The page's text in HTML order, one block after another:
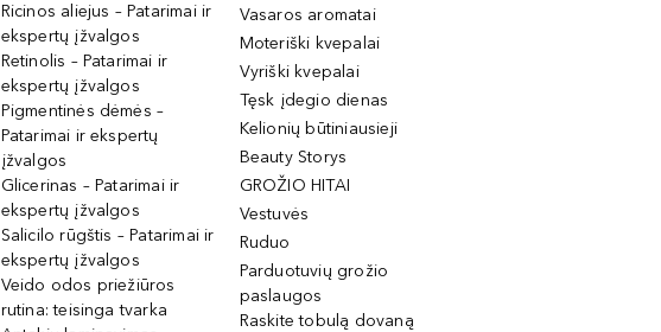
Ricinos aliejus – Patarimai ir
ekspertų įžvalgos
Retinolis – Patarimai ir
ekspertų įžvalgos
Pigmentinės dėmės –
Patarimai ir ekspertų
įžvalgos
Glicerinas – Patarimai ir
ekspertų įžvalgos
Salicilo rūgštis – Patarimai ir
ekspertų įžvalgos
Veido odos priežiūros
rutina: teisinga tvarka
Vasaros aromatai
Moteriški kvepalai
Vyriški kvepalai
Tęsk įdegio dienas
Kelionių būtiniausieji
Beauty Storys
GROŽIO HITAI
Vestuvės
Ruduo
Parduotuvių grožio
paslaugos
Raskite tobulą dovaną